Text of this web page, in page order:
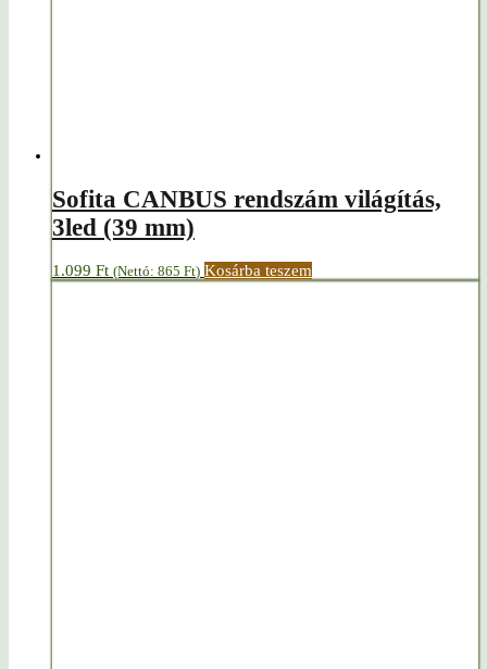
Sofita CANBUS rendszám világítás,
3led (39 mm)
1.099 Ft (Nettó: 865 Ft) Kosárba teszem